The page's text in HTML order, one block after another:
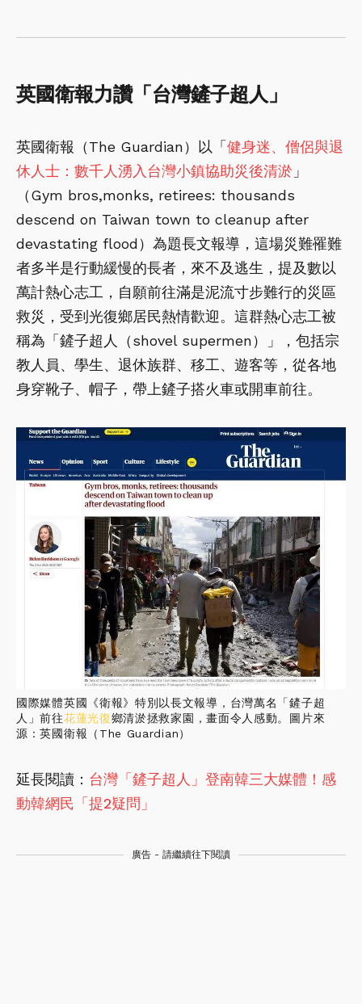
英國衛報力讚「台灣鏟子超人」
英國衛報（The Guardian）以「健身迷、僧侶與退
休人士：數千人湧入台灣小鎮協助災後清淤 」
（Gym bros,monks, retirees: thousands
descend on Taiwan town to cleanup after
devastating flood）為題長文報導，這場災難罹難
者多半是行動緩慢的長者，來不及逃生，提及數以
萬計熱心志工，自願前往滿是泥流寸步難行的災區
救災，受到光復鄉居民熱情歡迎。這群熱心志工被
稱為「鏟子超人（shovel supermen）」，包括宗
教人員、學生、退休族群、移工、遊客等，從各地
身穿靴子、帽子，帶上鏟子搭火車或開車前往。
國際媒體英國《衛報》特別以長文報導，台灣萬名「鏟子超
人」前往花蓮光復鄉清淤拯救家園，畫面令人感動。圖片來
源：英國衛報（The Guardian）
延長閱讀： 台灣「鏟子超人」登南韓三大媒體！感
動韓網民「提2疑問」
廣告 - 請繼續往下閱讀